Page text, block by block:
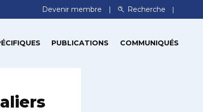
Devenir membre Recherche
PUBLICATIONS COMMUNIQUÉS